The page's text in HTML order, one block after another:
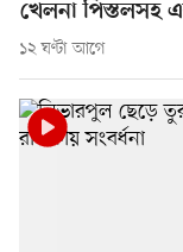
খেলনা
১২ ঘণ্টা আগে